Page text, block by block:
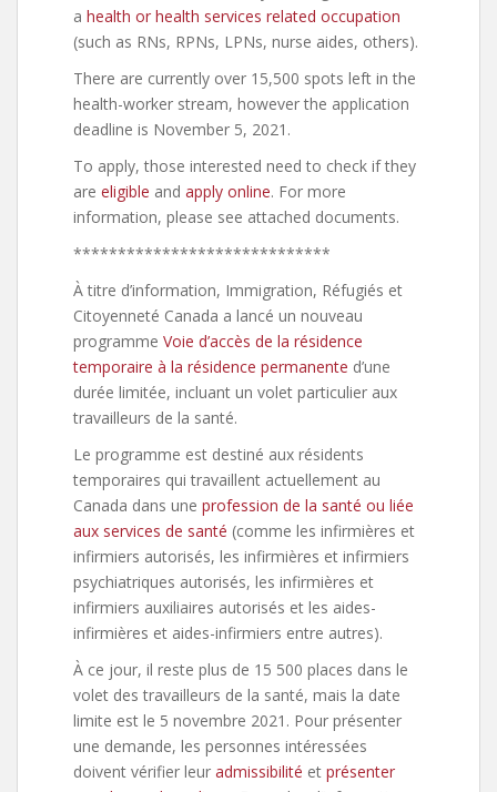
a health or health services related occupation
(such as RNs, RPNs, LPNs, nurse aides, others).
There are currently over 15,500 spots left in the
health-worker stream, however the application
deadline is November 5, 2021.
To apply, those interested need to check if they
are eligible and apply online. For more
information, please see attached documents.
*****************************
À titre d’information, Immigration, Réfugiés et
Citoyenneté Canada a lancé un nouveau
programme Voie d’accès de la résidence
temporaire à la résidence permanente d’une
durée limitée, incluant un volet particulier aux
travailleurs de la santé.
Le programme est destiné aux résidents
temporaires qui travaillent actuellement au
Canada dans une profession de la santé ou liée
aux services de santé (comme les infirmières et
infirmiers autorisés, les infirmières et infirmiers
psychiatriques autorisés, les infirmières et
infirmiers auxiliaires autorisés et les aides-
infirmières et aides-infirmiers entre autres).
À ce jour, il reste plus de 15 500 places dans le
volet des travailleurs de la santé, mais la date
limite est le 5 novembre 2021. Pour présenter
une demande, les personnes intéressées
doivent vérifier leur admissibilité et présenter